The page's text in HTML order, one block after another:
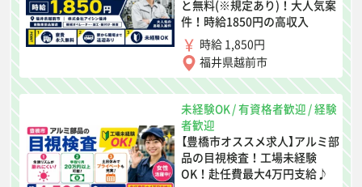
と無料(※規定あり)！大人気案
件！時給1850円の高収入
時給 1,850円
福井県越前市
未経験OK/有資格者歓迎 /経験
者歓迎
【豊橋市オススメ求人】アルミ部
品の目視検査！工場未経験
OK！赴任費最大4万円支給♪